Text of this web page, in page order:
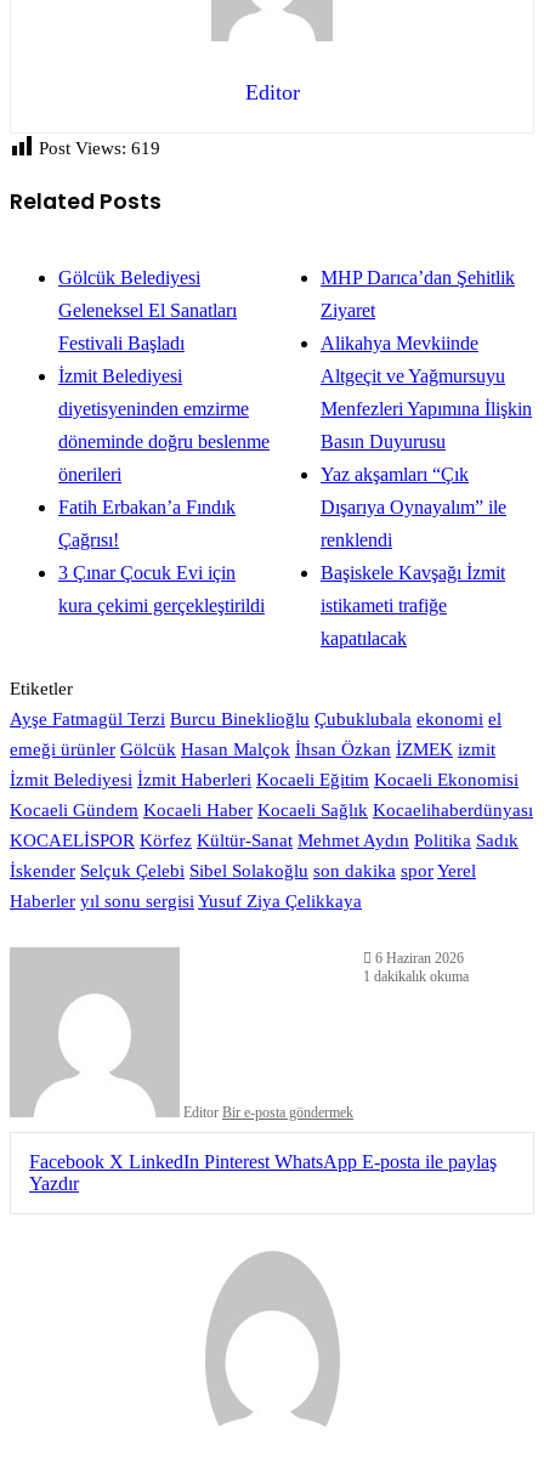
Editor
Post Views: 619
Related Posts
Gölcük Belediyesi
Geleneksel El Sanatları
Festivali Başladı
İzmit Belediyesi
diyetisyeninden emzirme
döneminde doğru beslenme
önerileri
Fatih Erbakan’a Fındık
Çağrısı!
3 Çınar Çocuk Evi için
kura çekimi gerçekleştirildi
MHP Darıca’dan Şehitlik
Ziyaret
Alikahya Mevkiinde
Altgeçit ve Yağmursuyu
Menfezleri Yapımına İlişkin
Basın Duyurusu
Yaz akşamları “Çık
Dışarıya Oynayalım” ile
renklendi
Başiskele Kavşağı İzmit
istikameti trafiğe
kapatılacak
Etiketler
Ayşe Fatmagül Terzi Burcu Bineklioğlu Çubuklubala ekonomi el
emeği ürünler Gölcük Hasan Malçok İhsan Özkan İZMEK izmit
İzmit Belediyesi İzmit Haberleri Kocaeli Eğitim Kocaeli Ekonomisi
Kocaeli Gündem Kocaeli Haber Kocaeli Sağlık Kocaelihaberdünyası
KOCAELİSPOR Körfez Kültür-Sanat Mehmet Aydın Politika Sadık
İskender Selçuk Çelebi Sibel Solakoğlu son dakika sporYerel
Haberler yıl sonu sergisi Yusuf Ziya Çelikkaya
Editor Bir e-posta göndermek
6 Haziran 2026
1 dakikalık okuma
Facebook X LinkedIn Pinterest WhatsApp E-posta ile paylaş
Yazdır